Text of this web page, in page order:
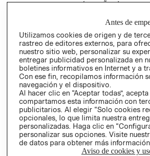
(ESPAÑOL)
PROGRAMA DE
Y ÉTICA (INGLÉS)
Colombia ($)
CAMBIAR REGIÓN
Antes de
Utilizamos cookies de origen y de
rastreo de editores externos, para
nuestro sitio web, personalizar su
entregar publicidad personalizada en
boletines informativos en Internet y a
Con ese fin, recopilamos información
navegación y el dispositivo.
Al hacer clic en “Aceptar todas”,
compartamos esta información con
publicitarios. Al elegir “Solo cookies
opcionales, lo que limita nuestra
personalizadas. Haga clic en
personalizar sus opciones. Visite
de datos para obtener más
Aviso de cookies y